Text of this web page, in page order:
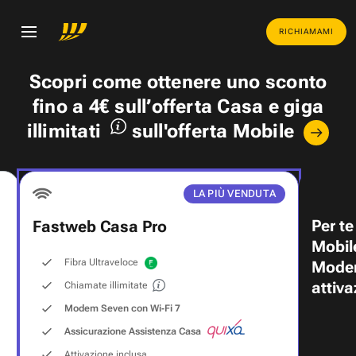
RICHIAMAMI
Scopri come ottenere uno sconto
fino a 4€ sull’offerta Casa egiga
illimitati
sull'offerta Mobile
LA PIÙ VENDUTA
Fastweb Casa Pro
Fibra Ultraveloce
Chiamate illimitate
Modem Seven con Wi‑Fi 7
Assicurazione Assistenza Casa
Per